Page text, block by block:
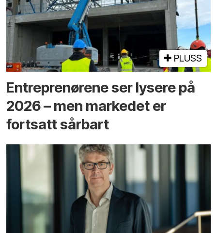
PLUSS
Entreprenørene ser lysere på
2026 – men markedet er
fortsatt sårbart